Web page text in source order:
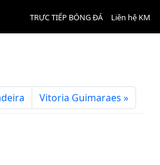
TRỰC TIẾP BÓNG ĐÁ Liên hệ KM
Vitoria Guimaraes